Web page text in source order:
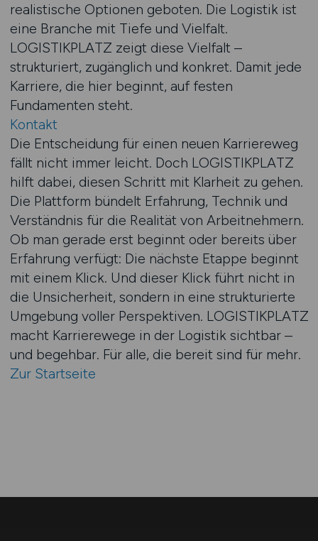
realistische Optionen geboten. Die Logistik ist
eine Branche mit Tiefe und Vielfalt.
LOGISTIKPLATZ zeigt diese Vielfalt –
strukturiert, zugänglich und konkret. Damit jede
Karriere, die hier beginnt, auf festen
Fundamenten steht.
Kontakt
Die Entscheidung für einen neuen Karriereweg
fällt nicht immer leicht. Doch LOGISTIKPLATZ
hilft dabei, diesen Schritt mit Klarheit zu gehen.
Die Plattform bündelt Erfahrung, Technik und
Verständnis für die Realität von Arbeitnehmern.
Ob man gerade erst beginnt oder bereits über
Erfahrung verfügt: Die nächste Etappe beginnt
mit einem Klick. Und dieser Klick führt nicht in
die Unsicherheit, sondern in eine strukturierte
Umgebung voller Perspektiven. LOGISTIKPLATZ
macht Karrierewege in der Logistik sichtbar –
und begehbar. Für alle, die bereit sind für mehr.
Zur Startseite